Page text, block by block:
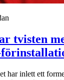
tvisten
har inlett ett